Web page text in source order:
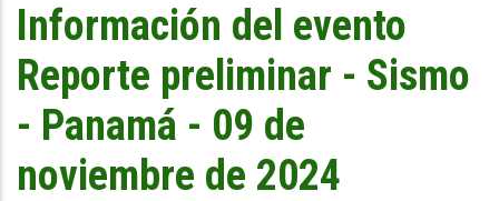
Evento
Precipitaciones
Pluviales
en
una
Zona
Información del evento
Reporte preliminar - Sismo
- Panamá - 09 de
noviembre de 2024